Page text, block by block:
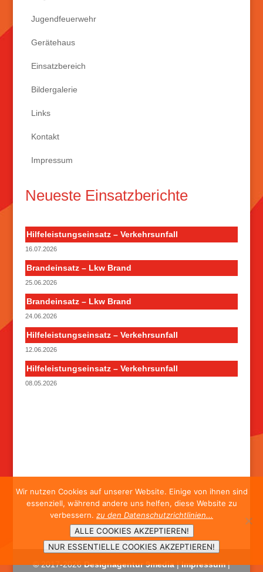
Jugendfeuerwehr
Gerätehaus
Einsatzbereich
Bildergalerie
Links
Kontakt
Impressum
Neueste Einsatzberichte
Hilfeleistungseinsatz – Verkehrsunfall
16.07.2026
Brandeinsatz – Lkw Brand
25.06.2026
Brandeinsatz – Lkw Brand
24.06.2026
Hilfeleistungseinsatz – Verkehrsunfall
12.06.2026
Hilfeleistungseinsatz – Verkehrsunfall
08.05.2026
© 2017-2026 Designagentur 9media|Impressum|
Wir nutzen Cookies auf unserer Website. Einige von ihnen sind
essenziell, während andere uns helfen, diese Website zu
verbessern. zu den Datenschutzrichtlinien...
ALLE COOKIES AKZEPTIEREN!
NUR ESSENTIELLE COOKIES AKZEPTIEREN!